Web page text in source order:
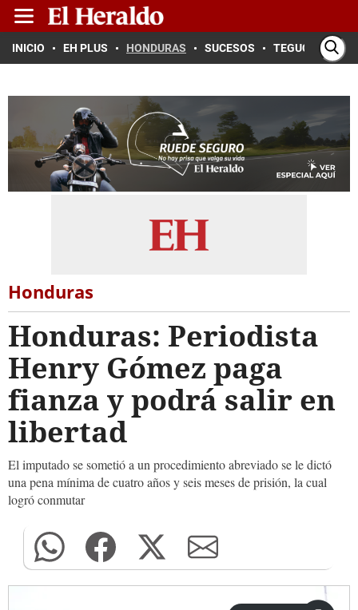
INICIO EH PLUS HONDURAS SUCESOS TEGUCIGALPA
Honduras
Honduras: Periodista
Henry Gómez paga
fianza y podrá salir en
libertad
El imputado se sometió a un procedimiento abreviado se le dictó
una pena mínima de cuatro años y seis meses de prisión, la cual
logró conmutar